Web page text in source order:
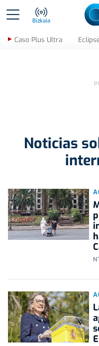
Bizkaia
Caso Plus Ultra
Noticias